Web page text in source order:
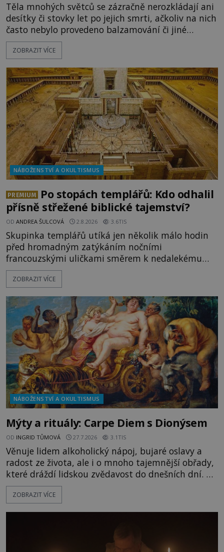
Těla mnohých světců se zázračně nerozkládají ani
desítky či stovky let po jejich smrti, ačkoliv na nich
často nebylo provedeno balzamování či jiné
pokusy o konzervaci. Neporušené ostatky bývají
považovány za důkaz svatosti zemřelých. Jaké
osobností ochraňují? Na hřbitově u kláštera
Milosrdných
ZOBRAZIT VÍCE
NÁBOŽENSTVÍ A OKULTISMUS
PREMIUM
Po stopách templářů: Kdo odhalil
přísně střežené biblické tajemství?
OD ANDREA ŠULCOVÁ 2.8.2026 3.6TIS
Skupinka templářů utíká jen několik málo hodin
před hromadným zatýkáním nočními
francouzskými uličkami směrem k nedalekému
přístavu. Jeden z nich má přes ramena ranec s
tajemným obsahem. Kapitán lodi už na ně čeká.
vyplouváme,“ sdělí jim. „Kam máme namířeno,
kapitáne?“ zeptá se ho jeden z templářů. „Do Sk
ZOBRAZIT VÍCE
NÁBOŽENSTVÍ A OKULTISMUS
Mýty a rituály: Carpe Diem s Dionýsem
OD INGRID TŮMOVÁ 27.7.2026 3.1TIS
Věnuje lidem alkoholický nápoj, bujaré oslavy a
radost ze života, ale i o mnoho tajemnější obřady,
které dráždí lidskou zvědavost do dnešních dní. Co
doopravdy představuje bůh, jemuž Římané říkají
Bakchus? Mytologický příběh řeckého boha
ZOBRAZIT VÍCE